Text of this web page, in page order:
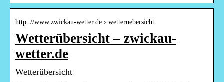
http ://www.zwickau-wetter.de › wetteruebersicht
Wetterübersicht – zwickau-
wetter.de
Wetterübersicht